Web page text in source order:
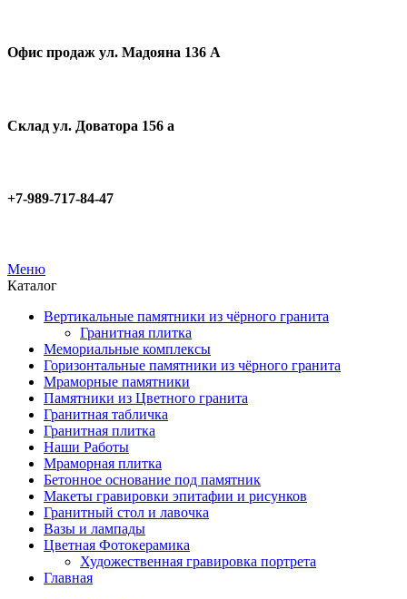
Офис продаж ул. Мадояна 136 А
Склад ул. Доватора 156 а
+7-989-717-84-47
Меню
Каталог
Вертикальные памятники из чёрного гранита
Гранитная плитка
Мемориальные комплексы
Горизонтальные памятники из чёрного гранита
Мраморные памятники
Памятники из Цветного гранита
Гранитная табличка
Гранитная плитка
Наши Работы
Мраморная плитка
Бетонное основание под памятник
Макеты гравировки эпитафии и рисунков
Гранитный стол и лавочка
Вазы и лампады
Цветная Фотокерамика
Художественная гравировка портрета
Главная